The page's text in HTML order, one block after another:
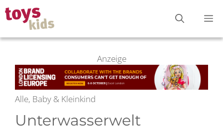
Zum
Inhalt
springen
Anzeige
Alle, Baby & Kleinkind
Unterwasserwelt